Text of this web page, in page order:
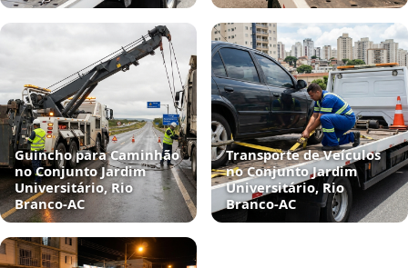
Guincho para Caminhão
no Conjunto Jardim
Universitário, Rio
Branco‑AC
Transporte de Veículos
no Conjunto Jardim
Universitário, Rio
Branco‑AC